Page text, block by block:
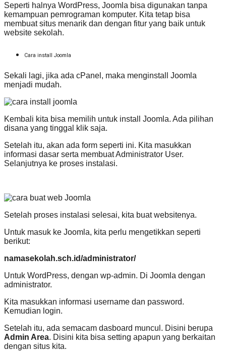
Seperti halnya WordPress, Joomla bisa digunakan tanpa
kemampuan pemrograman komputer. Kita tetap bisa
membuat situs menarik dan dengan fitur yang baik untuk
website sekolah.
Cara install Joomla
Sekali lagi, jika ada cPanel, maka menginstall Joomla
menjadi mudah.
Kembali kita bisa memilih untuk install Joomla. Ada pilihan
disana yang tinggal klik saja.
Setelah itu, akan ada form seperti ini. Kita masukkan
informasi dasar serta membuat Administrator User.
Selanjutnya ke proses instalasi.
Setelah proses instalasi selesai, kita buat websitenya.
Untuk masuk ke Joomla, kita perlu mengetikkan seperti
berikut:
namasekolah.sch.id/administrator/
Untuk WordPress, dengan wp-admin. Di Joomla dengan
administrator.
Kita masukkan informasi username dan password.
Kemudian login.
Setelah itu, ada semacam dasboard muncul. Disini berupa
Admin Area. Disini kita bisa setting apapun yang berkaitan
dengan situs kita.